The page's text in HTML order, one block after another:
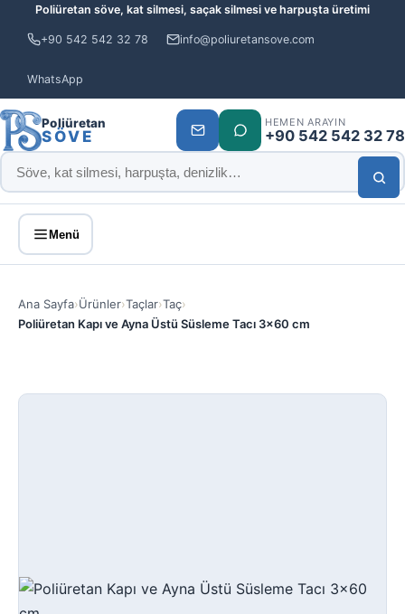
Poliüretan söve, kat silmesi, saçak silmesi ve harpuşta üretimi
+90 542 542 32 78 info@poliuretansove.com
WhatsApp
Poliüretan
SÖVE
HEMEN ARAYIN
+90 542 542 32 78
Menü
Ana Sayfa›Ürünler›Taçlar›Taç›
Poliüretan Kapı ve Ayna Üstü Süsleme Tacı 3×60 cm